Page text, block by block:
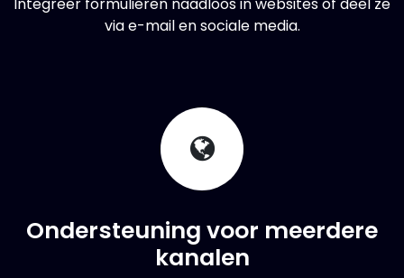
via e-mail en sociale media.
Ondersteuning voor meerdere
kanalen